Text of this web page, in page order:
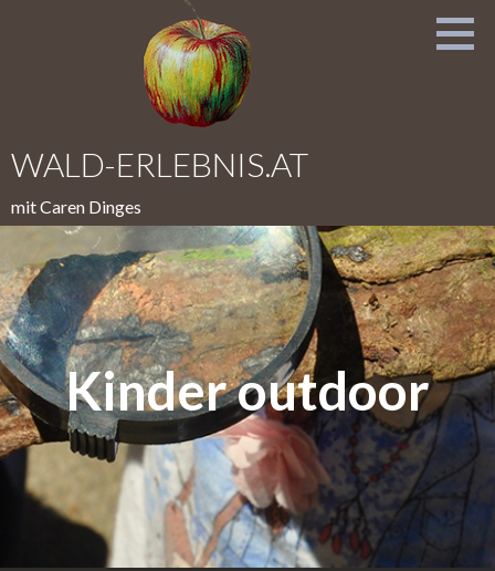
WALD-ERLEBNIS.AT
mit Caren Dinges
Kinder outdoor